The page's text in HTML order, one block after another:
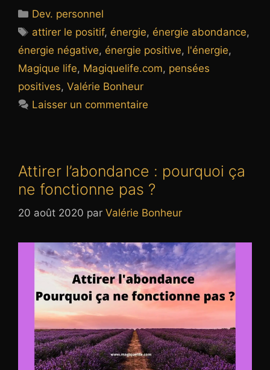
Catégories
Dev. personnel
Étiquettes
attirer le positif, énergie, énergie abondance,
énergie négative, énergie positive, l'énergie,
Magique life, Magiquelife.com, pensées
positives, Valérie Bonheur
Laisser un commentaire
Attirer l’abondance : pourquoi ça
ne fonctionne pas ?
20 août 2020 par Valérie Bonheur